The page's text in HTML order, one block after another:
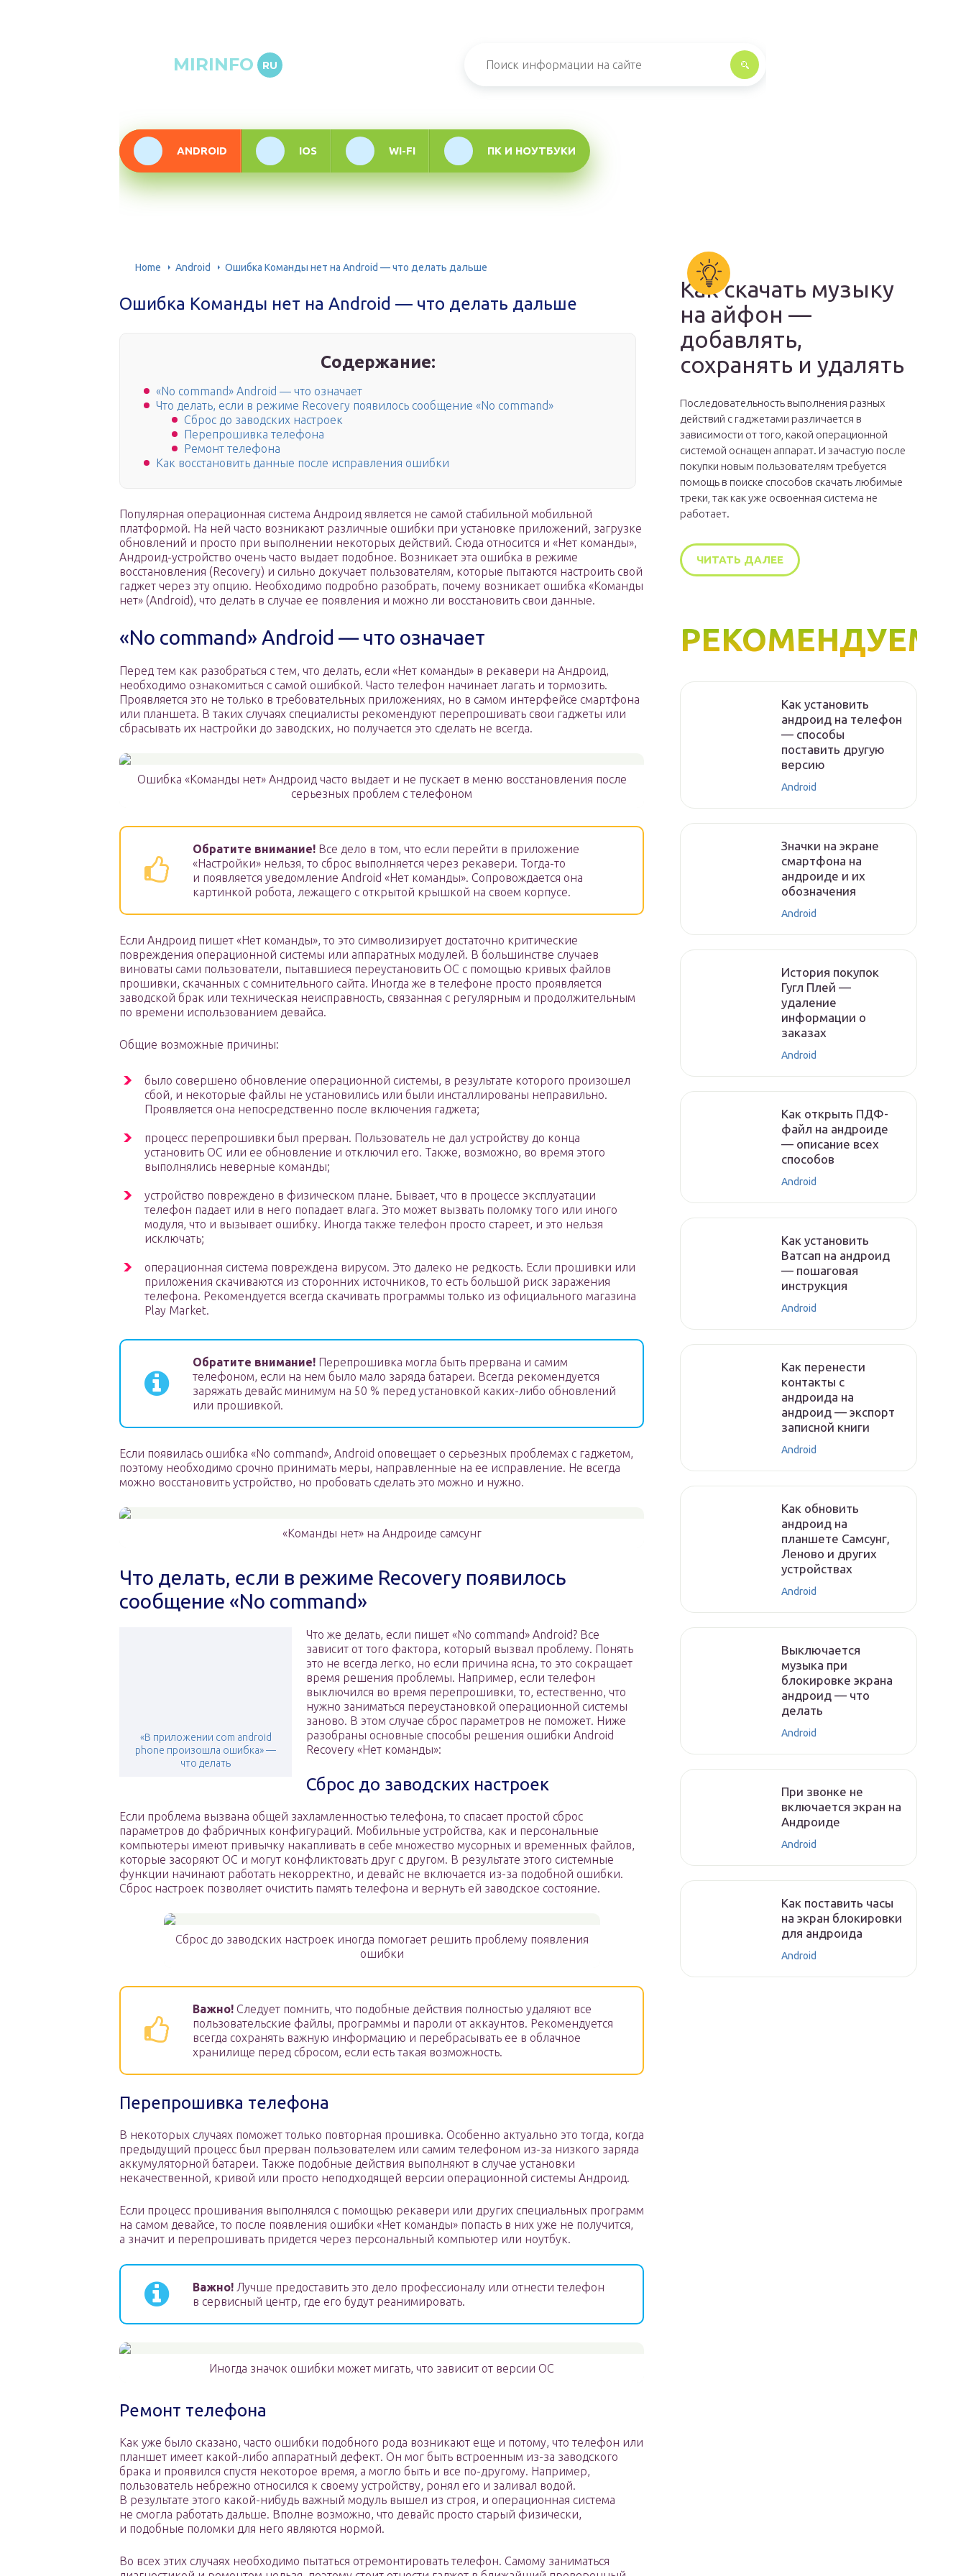
MIRINFO RU
ANDROID IOS WI-FI ПК И НОУТБУКИ
Home Android Ошибка Команды нет на Android — что делать дальше
Ошибка Команды нет на Android — что делать дальше
Содержание:
«No command» Android — что означает
Что делать, если в режиме Recovery появилось сообщение «No command»
Сброс до заводских настроек
Перепрошивка телефона
Ремонт телефона
Как восстановить данные после исправления ошибки
Популярная операционная система Андроид является не самой стабильной мобильной
платформой. На ней часто возникают различные ошибки при установке приложений, загрузке
обновлений и просто при выполнении некоторых действий. Сюда относится и «Нет команды»,
Андроид-устройство очень часто выдает подобное. Возникает эта ошибка в режиме
восстановления (Recovery) и сильно докучает пользователям, которые пытаются настроить свой
гаджет через эту опцию. Необходимо подробно разобрать, почему возникает ошибка «Команды
нет» (Android), что делать в случае ее появления и можно ли восстановить свои данные.
«No command» Android — что означает
Перед тем как разобраться с тем, что делать, если «Нет команды» в рекавери на Андроид,
необходимо ознакомиться с самой ошибкой. Часто телефон начинает лагать и тормозить.
Проявляется это не только в требовательных приложениях, но в самом интерфейсе смартфона
или планшета. В таких случаях специалисты рекомендуют перепрошивать свои гаджеты или
сбрасывать их настройки до заводских, но получается это сделать не всегда.
Ошибка «Команды нет» Андроид часто выдает и не пускает в меню восстановления после
серьезных проблем с телефоном
Обратите внимание! Все дело в том, что если перейти в приложение
«Настройки» нельзя, то сброс выполняется через рекавери. Тогда-то
и появляется уведомление Android «Нет команды». Сопровождается она
картинкой робота, лежащего с открытой крышкой на своем корпусе.
Если Андроид пишет «Нет команды», то это символизирует достаточно критические
повреждения операционной системы или аппаратных модулей. В большинстве случаев
виноваты сами пользователи, пытавшиеся переустановить ОС с помощью кривых файлов
прошивки, скачанных с сомнительного сайта. Иногда же в телефоне просто проявляется
заводской брак или техническая неисправность, связанная с регулярным и продолжительным
по времени использованием девайса.
Общие возможные причины:
было совершено обновление операционной системы, в результате которого произошел
сбой, и некоторые файлы не установились или были инсталлированы неправильно.
Проявляется она непосредственно после включения гаджета;
процесс перепрошивки был прерван. Пользователь не дал устройству до конца
установить ОС или ее обновление и отключил его. Также, возможно, во время этого
выполнялись неверные команды;
устройство повреждено в физическом плане. Бывает, что в процессе эксплуатации
телефон падает или в него попадает влага. Это может вызвать поломку того или иного
модуля, что и вызывает ошибку. Иногда также телефон просто стареет, и это нельзя
исключать;
операционная система повреждена вирусом. Это далеко не редкость. Если прошивки или
приложения скачиваются из сторонних источников, то есть большой риск заражения
телефона. Рекомендуется всегда скачивать программы только из официального магазина
Play Market.
Обратите внимание! Перепрошивка могла быть прервана и самим
телефоном, если на нем было мало заряда батареи. Всегда рекомендуется
заряжать девайс минимум на 50 % перед установкой каких-либо обновлений
или прошивкой.
Если появилась ошибка «No command», Android оповещает о серьезных проблемах с гаджетом,
поэтому необходимо срочно принимать меры, направленные на ее исправление. Не всегда
можно восстановить устройство, но пробовать сделать это можно и нужно.
«Команды нет» на Андроиде самсунг
Что делать, если в режиме Recovery появилось
сообщение «No command»
«В приложении com android
phone произошла ошибка» —
что делать
Что же делать, если пишет «No command» Android? Все
зависит от того фактора, который вызвал проблему. Понять
это не всегда легко, но если причина ясна, то это сокращает
время решения проблемы. Например, если телефон
выключился во время перепрошивки, то, естественно, что
нужно заниматься переустановкой операционной системы
заново. В этом случае сброс параметров не поможет. Ниже
разобраны основные способы решения ошибки Android
Recovery «Нет команды»:
Сброс до заводских настроек
Если проблема вызвана общей захламленностью телефона, то спасает простой сброс
параметров до фабричных конфигураций. Мобильные устройства, как и персональные
компьютеры имеют привычку накапливать в себе множество мусорных и временных файлов,
которые засоряют ОС и могут конфликтовать друг с другом. В результате этого системные
функции начинают работать некорректно, и девайс не включается из-за подобной ошибки.
Сброс настроек позволяет очистить память телефона и вернуть ей заводское состояние.
Сброс до заводских настроек иногда помогает решить проблему появления
ошибки
Важно! Следует помнить, что подобные действия полностью удаляют все
пользовательские файлы, программы и пароли от аккаунтов. Рекомендуется
всегда сохранять важную информацию и перебрасывать ее в облачное
хранилище перед сбросом, если есть такая возможность.
Перепрошивка телефона
В некоторых случаях поможет только повторная прошивка. Особенно актуально это тогда, когда
предыдущий процесс был прерван пользователем или самим телефоном из-за низкого заряда
аккумуляторной батареи. Также подобные действия выполняют в случае установки
некачественной, кривой или просто неподходящей версии операционной системы Андроид.
Если процесс прошивания выполнялся с помощью рекавери или других специальных программ
на самом девайсе, то после появления ошибки «Нет команды» попасть в них уже не получится,
а значит и перепрошивать придется через персональный компьютер или ноутбук.
Важно! Лучше предоставить это дело профессионалу или отнести телефон
в сервисный центр, где его будут реанимировать.
Иногда значок ошибки может мигать, что зависит от версии ОС
Ремонт телефона
Как уже было сказано, часто ошибки подобного рода возникают еще и потому, что телефон или
планшет имеет какой-либо аппаратный дефект. Он мог быть встроенным из-за заводского
брака и проявился спустя некоторое время, а могло быть и все по-другому. Например,
пользователь небрежно относился к своему устройству, ронял его и заливал водой.
В результате этого какой-нибудь важный модуль вышел из строя, и операционная система
не смогла работать дальше. Вполне возможно, что девайс просто старый физически,
и подобные поломки для него являются нормой.
Во всех этих случаях необходимо пытаться отремонтировать телефон. Самому заниматься
Как скачать музыку
на айфон —
добавлять,
сохранять и удалять
Последовательность выполнения разных
действий с гаджетами различается в
зависимости от того, какой операционной
системой оснащен аппарат. И зачастую после
покупки новым пользователям требуется
помощь в поиске способов скачать любимые
треки, так как уже освоенная система не
работает.
ЧИТАТЬ ДАЛЕЕ
РЕКОМЕНДУЕМ
Как установить
андроид на телефон
— способы
поставить другую
версию
Android
Значки на экране
смартфона на
андроиде и их
обозначения
Android
История покупок
Гугл Плей —
удаление
информации о
заказах
Android
Как открыть ПДФ-
файл на андроиде
— описание всех
способов
Android
Как установить
Ватсап на андроид
— пошаговая
инструкция
Android
Как перенести
контакты с
андроида на
андроид — экспорт
записной книги
Android
Как обновить
андроид на
планшете Самсунг,
Леново и других
устройствах
Android
Выключается
музыка при
блокировке экрана
андроид — что
делать
Android
При звонке не
включается экран на
Андроиде
Android
Как поставить часы
на экран блокировки
для андроида
Android